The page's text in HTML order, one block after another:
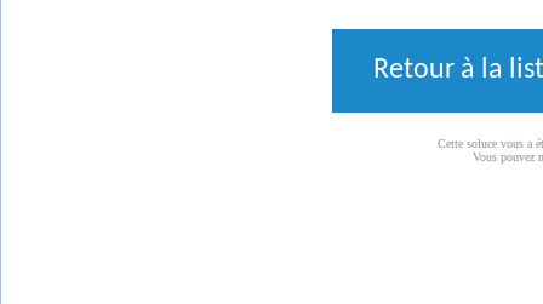
Retour à la
Cette soluce vous a
Vous pouvez